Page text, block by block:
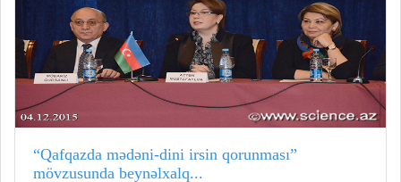
“Qafqazda mədəni-dini irsin qorunması”
mövzusunda beynəlxalq...